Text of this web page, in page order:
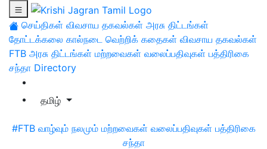
செய்திகள் விவசாய தகவல்கள் அரசு திட்டங்கள்
தோட்டக்கலை கால்நடை வெற்றிக் கதைகள் விவசாய தகவல்கள்
FTB அரசு திட்டங்கள் மற்றவைகள் வலைப்பதிவுகள் பத்திரிகை
சந்தா Directory
தமிழ்
#FTB வாழ்வும் நலமும் மற்றவைகள் வலைப்பதிவுகள் பத்திரிகை
சந்தா